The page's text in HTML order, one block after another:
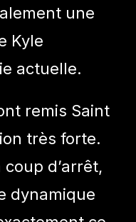
une
Kyle
actuelle.
remis Saint
très forte.
d’arrêt,
dynamique